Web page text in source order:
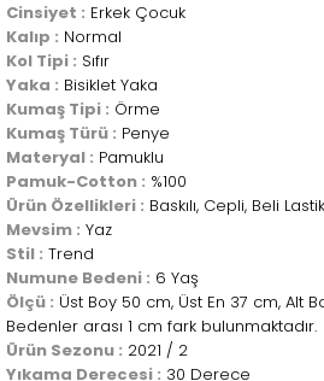
Cinsiyet : Erkek Çocuk
Kalıp : Normal
Kol Tipi : Sıfır
Yaka : Bisiklet Yaka
Kumaş Tipi : Örme
Kumaş Türü : Penye
Materyal : Pamuklu
Pamuk-Cotton : %100
Ürün Özellikleri : Baskılı, Cepli, Beli
Mevsim : Yaz
Stil : Trend
Numune Bedeni : 6 Yaş
Ölçü : Üst Boy 50 cm, Üst En 37 cm, Alt
Bedenler arası 1 cm fark bulunmaktadır.
Ürün Sezonu : 2021 / 2
Yıkama Derecesi : 30 Derece